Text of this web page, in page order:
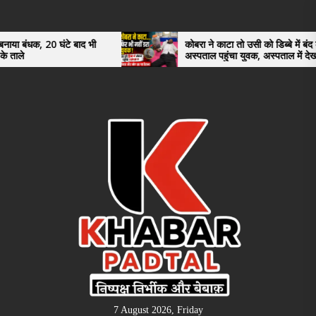
the
content
भी
कोबरा ने काटा तो उसी को डिब्बे में बंद कर
अस्पताल पहुंचा युवक, अस्पताल में देखकर डॉक्टर
भी रह गए हैरान
7 August 2026, Friday